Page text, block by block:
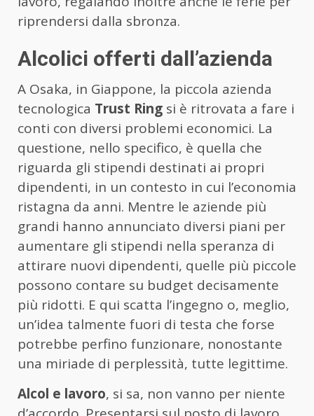
riprendersi dalla sbronza.
Alcolici offerti dall’azienda
A Osaka, in Giappone, la piccola azienda
tecnologica Trust Ring si è ritrovata a fare i
conti con diversi problemi economici. La
questione, nello specifico, è quella che
riguarda gli stipendi destinati ai propri
dipendenti, in un contesto in cui l’economia
ristagna da anni. Mentre le aziende più
grandi hanno annunciato diversi piani per
aumentare gli stipendi nella speranza di
attirare nuovi dipendenti, quelle più piccole
possono contare su budget decisamente
più ridotti. E qui scatta l’ingegno o, meglio,
un’idea talmente fuori di testa che forse
potrebbe perfino funzionare, nonostante
una miriade di perplessità, tutte legittime.
Alcol e lavoro, si sa, non vanno per niente